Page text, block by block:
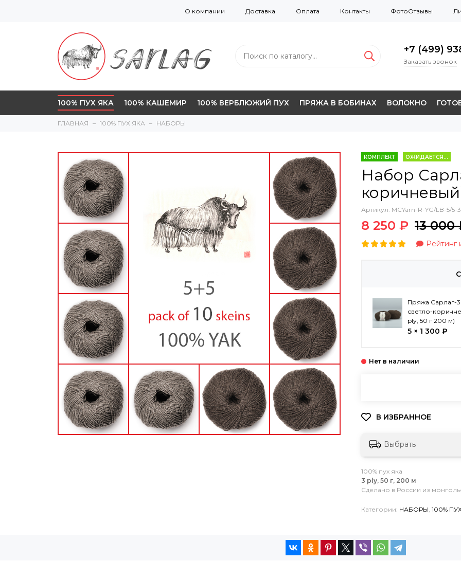
О компании Доставка Оплата Контакты ФотоОтзывы
+7 (499)
Заказать звонок
100% ПУХ ЯКА 100% КАШЕМИР 100% ВЕРБЛЮЖИЙ ПУХ ПРЯЖА В БОБИНАХ ВОЛОКНО
ГЛАВНАЯ 100% ПУХ ЯКА НАБОРЫ
КОМПЛЕКТ ОЖИДАЕТСЯ...
Набор
Артикул: MCYarn-R-YG/LB-5/5-3
8 250 ₽ 13 000
Рейтинг
Пряжа Сарлаг-
светло-
ply, 50 г 200 м)
5 × 1 300 ₽
Выбрать
100% пух яка
3 ply, 50 г, 200 м
Сделано в России из
Категории: НАБОРЫ 100%